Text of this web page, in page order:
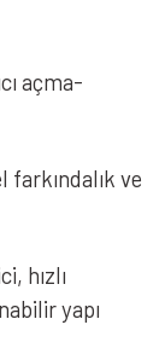
açma-
farkındalık ve
hızlı
yapı